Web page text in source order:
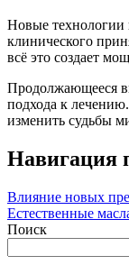
Новые технологии
клинического
всё это создает
Продолжающееся
подхода к
изменить судьбы
Навигация
Влияние новых
Естественные
Поиск